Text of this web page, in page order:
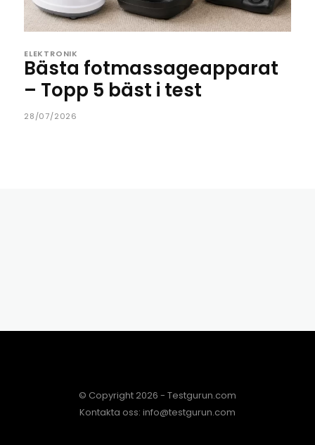
ELEKTRONIK
Bästa fotmassageapparat
– Topp 5 bäst i test
28/07/2026
© Copyright 2026 - Testgurun.com
Kontakta oss: info@testgurun.com